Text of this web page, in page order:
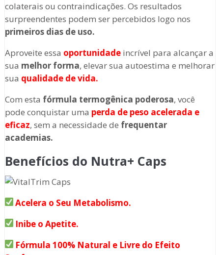
colaterais ou contraindicações. Os resultados
surpreendentes podem ser percebidos logo nos
primeiros dias de uso.
Aproveite essa oportunidadeincrível para alcançar a
sua melhor forma, elevar sua autoestima e melhorar
sua qualidade de vida.
Com esta fórmula termogênica poderosa, você
pode conquistar uma perda de peso acelerada e
eficaz, sem a necessidade de frequentar
academias.
Benefícios do Nutra+ Caps
Acelera o Seu Metabolismo.
Inibe o Apetite.
Fórmula 100% Natural e Livre do Efeito